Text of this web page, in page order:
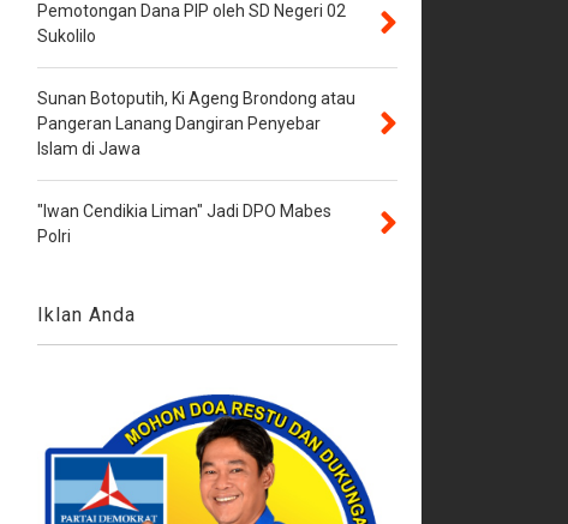
Pemotongan Dana PIP oleh SD Negeri 02
Sukolilo
Sunan Botoputih, Ki Ageng Brondong atau
Pangeran Lanang Dangiran Penyebar
Islam di Jawa
"Iwan Cendikia Liman" Jadi DPO Mabes
Polri
Iklan Anda